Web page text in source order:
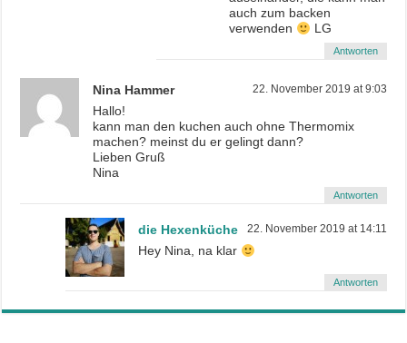
auch zum backen
verwenden
LG
Antworten
Nina Hammer 22. November 2019 at 9:03
Hallo!
kann man den kuchen auch ohne Thermomix
machen? meinst du er gelingt dann?
Lieben Gruß
Nina
Antworten
die Hexenküche 22. November 2019 at 14:11
Hey Nina, na klar
Antworten